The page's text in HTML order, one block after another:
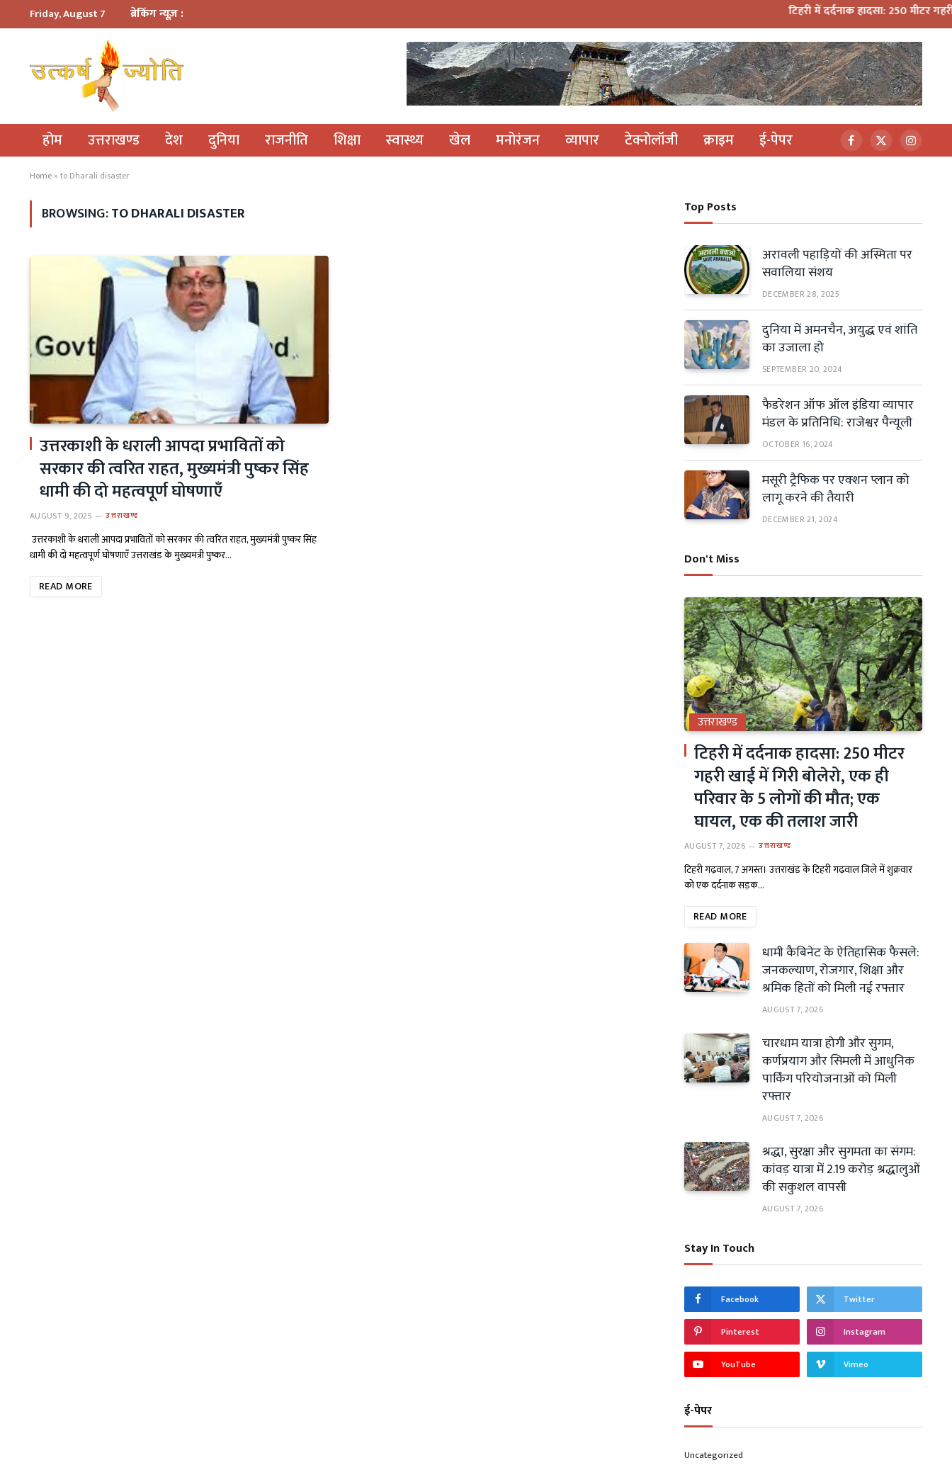
Friday, August 7 ब्रेकिंग न्यूज़ : टिहरी में दर्दनाक हादसा: 250 मीटर गहरी खाई
होम उत्तराखण्ड देश दुनिया राजनीति शिक्षा स्वास्थ्य खेल मनोरंजन व्यापार टेक्नोलॉजी क्राइम ई-पेपर Facebook
X
(Twitter)
Home » to Dharali disaster
BROWSING:TO DHARALI DISASTER
उत्तरकाशी के धराली आपदा प्रभावितों को
सरकार की त्वरित राहत, मुख्यमंत्री पुष्कर सिंह
धामी की दो महत्वपूर्ण घोषणाएँ
AUGUST 9, 2025 उत्तराखण्ड
उत्तरकाशी के धराली आपदा प्रभावितों को सरकार की त्वरित राहत, मुख्यमंत्री पुष्कर सिंह
धामी की दो महत्वपूर्ण घोषणाएँ उत्तराखंड के मुख्यमंत्री पुष्कर…
READ MORE
Top Posts
अरावली पहाड़ियों की अस्मिता पर
सवालिया संशय
DECEMBER 28, 2025
दुनिया में अमनचैन, अयुद्ध एवं शांति
का उजाला हो
SEPTEMBER 20, 2024
फैडरेशन ऑफ ऑल इंडिया व्यापार
मंडल के प्रतिनिधि: राजेश्वर पैन्यूली
OCTOBER 16, 2024
मसूरी ट्रैफिक पर एक्शन प्लान को
लागू करने की तैयारी
DECEMBER 21, 2024
Don't Miss
उत्तराखण्ड
टिहरी में दर्दनाक हादसा: 250 मीटर
गहरी खाई में गिरी बोलेरो, एक ही
परिवार के 5 लोगों की मौत; एक
घायल, एक की तलाश जारी
AUGUST 7, 2026 उत्तराखण्ड
टिहरी गढ़वाल, 7 अगस्त। उत्तराखंड के टिहरी गढ़वाल जिले में शुक्रवार
को एक दर्दनाक सड़क…
READ MORE
धामी कैबिनेट के ऐतिहासिक फैसले:
जनकल्याण, रोजगार, शिक्षा और
श्रमिक हितों को मिली नई रफ्तार
AUGUST 7, 2026
चारधाम यात्रा होगी और सुगम,
कर्णप्रयाग और सिमली में आधुनिक
पार्किंग परियोजनाओं को मिली
रफ्तार
AUGUST 7, 2026
श्रद्धा, सुरक्षा और सुगमता का संगम:
कांवड़ यात्रा में 2.19 करोड़ श्रद्धालुओं
की सकुशल वापसी
AUGUST 7, 2026
Stay In Touch
Facebook Twitter
Pinterest Instagram
YouTube Vimeo
ई-पेपर
Uncategorized